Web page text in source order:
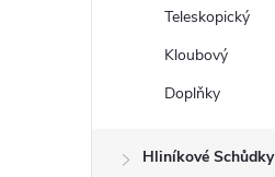
Teleskopický
Kloubový
Doplňky
Hliníkové Schůdky